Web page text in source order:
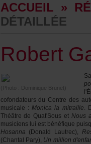
ACCUEIL »
DÉTAILLÉE
(Photo:DominiqueBrunet)
musicale:Monicalamitraille
ThéâtredeQuat'Souset
Hosanna (DonaldLautrec),
(ChantalPary),